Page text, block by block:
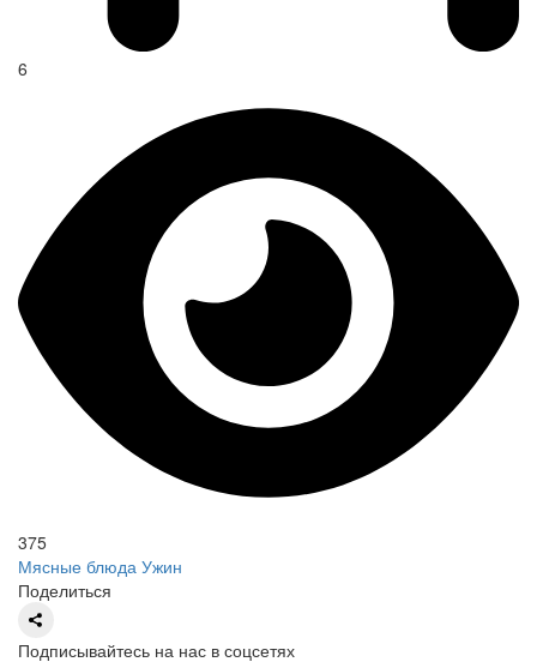
6
375
Мясные блюда Ужин
Поделиться
Подписывайтесь на нас в соцсетях